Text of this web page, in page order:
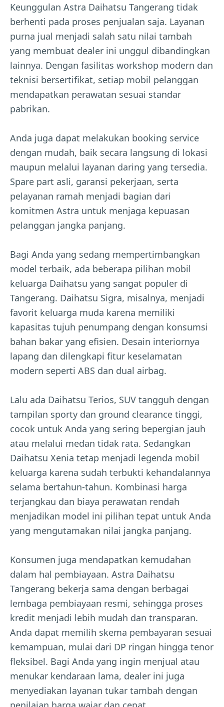
Keunggulan Astra Daihatsu Tangerang tidak
berhenti pada proses penjualan saja. Layanan
purna jual menjadi salah satu nilai tambah
yang membuat dealer ini unggul dibandingkan
lainnya. Dengan fasilitas workshop modern dan
teknisi bersertifikat, setiap mobil pelanggan
mendapatkan perawatan sesuai standar
pabrikan.
Anda juga dapat melakukan booking service
dengan mudah, baik secara langsung di lokasi
maupun melalui layanan daring yang tersedia.
Spare part asli, garansi pekerjaan, serta
pelayanan ramah menjadi bagian dari
komitmen Astra untuk menjaga kepuasan
pelanggan jangka panjang.
Bagi Anda yang sedang mempertimbangkan
model terbaik, ada beberapa pilihan mobil
keluarga Daihatsu yang sangat populer di
Tangerang. Daihatsu Sigra, misalnya, menjadi
favorit keluarga muda karena memiliki
kapasitas tujuh penumpang dengan konsumsi
bahan bakar yang efisien. Desain interiornya
lapang dan dilengkapi fitur keselamatan
modern seperti ABS dan dual airbag.
Lalu ada Daihatsu Terios, SUV tangguh dengan
tampilan sporty dan ground clearance tinggi,
cocok untuk Anda yang sering bepergian jauh
atau melalui medan tidak rata. Sedangkan
Daihatsu Xenia tetap menjadi legenda mobil
keluarga karena sudah terbukti kehandalannya
selama bertahun-tahun. Kombinasi harga
terjangkau dan biaya perawatan rendah
menjadikan model ini pilihan tepat untuk Anda
yang mengutamakan nilai jangka panjang.
Konsumen juga mendapatkan kemudahan
dalam hal pembiayaan. Astra Daihatsu
Tangerang bekerja sama dengan berbagai
lembaga pembiayaan resmi, sehingga proses
kredit menjadi lebih mudah dan transparan.
Anda dapat memilih skema pembayaran sesuai
kemampuan, mulai dari DP ringan hingga tenor
fleksibel. Bagi Anda yang ingin menjual atau
menukar kendaraan lama, dealer ini juga
menyediakan layanan tukar tambah dengan